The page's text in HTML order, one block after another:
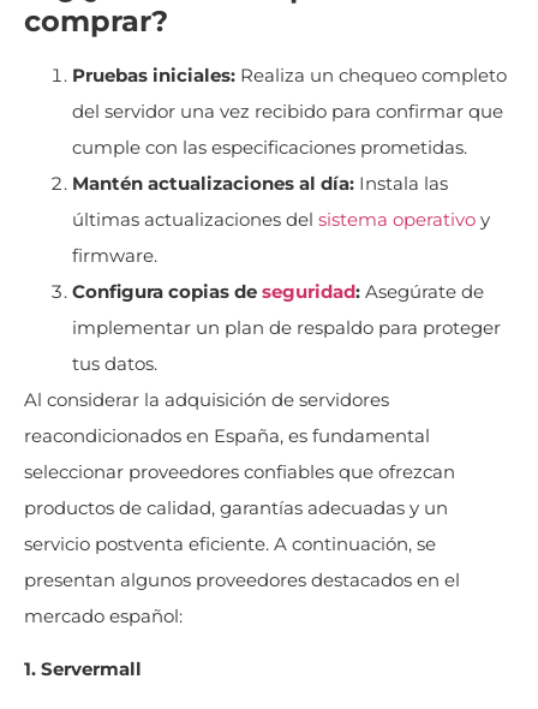
comprar?
Pruebas iniciales: Realiza un chequeo completo
del servidor una vez recibido para confirmar que
cumple con las especificaciones prometidas.
Mantén actualizaciones al día: Instala las
últimas actualizaciones del sistema operativo y
firmware.
Configura copias de seguridad: Asegúrate de
implementar un plan de respaldo para proteger
tus datos.
Al considerar la adquisición de servidores
reacondicionados en España, es fundamental
seleccionar proveedores confiables que ofrezcan
productos de calidad, garantías adecuadas y un
servicio postventa eficiente. A continuación, se
presentan algunos proveedores destacados en el
mercado español:
1. Servermall